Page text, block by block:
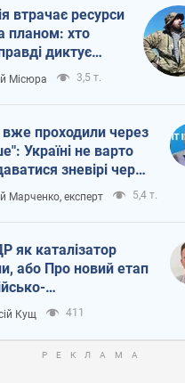
втрачає ресурси
планом: хто
диктує
війни
Місюра 3,5 т.
проходили через
Україні не варто
зневірі через
терор
Марченко, експерт 5,4 т.
як каталізатор
або Про новий етап
Кущ 411